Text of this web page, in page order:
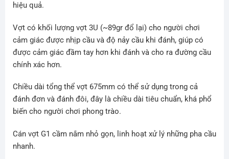
hiệu quả.
Vợt có khối lượng vợt 3U (~89gr đổ lại) cho người chơi
cảm giác được nhịp cầu và độ nảy cầu khi đánh, giúp có
được cảm giác đầm tay hơn khi đánh và cho ra đường cầu
chính xác hơn.
Chiều dài tổng thể vợt 675mm có thể sử dụng trong cả
đánh đơn và đánh đôi, đây là chiều dài tiêu chuẩn, khá phổ
biến cho người chơi phong trào.
Cán vợt G1 cầm nắm nhỏ gọn, linh hoạt xử lý những pha cầu
nhanh.